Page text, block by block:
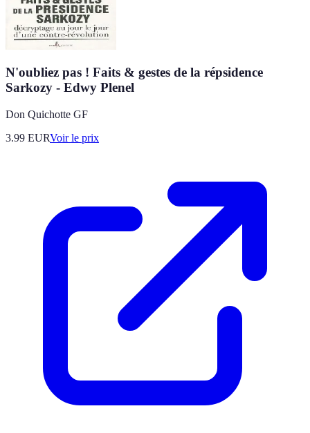
N'oubliez pas ! Faits & gestes de la répsidence
Sarkozy - Edwy Plenel
Don Quichotte GF
3.99 EURVoir le prix